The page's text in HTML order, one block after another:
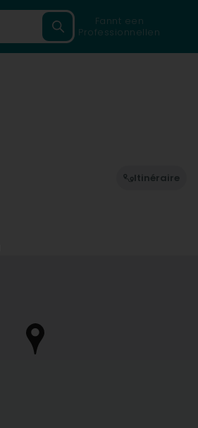
Fannt een
Professionnellen
Itinéraire